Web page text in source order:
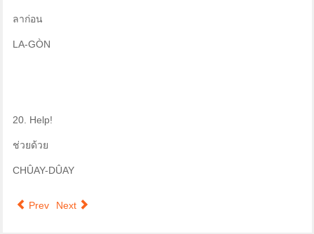
ลาก่อน
LA-GÒN
20. Help!
ช่วยด้วย
CHÛAY-DÛAY
Prev Next